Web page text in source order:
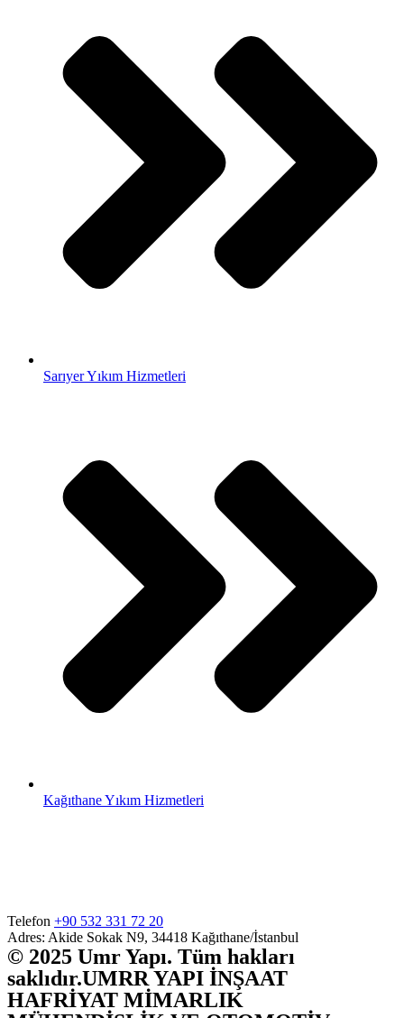
Sarıyer Yıkım Hizmetleri
Kağıthane Yıkım Hizmetleri
Telefon +90 532 331 72 20
Adres: Akide Sokak N9, 34418 Kağıthane/İstanbul
© 2025 Umr Yapı. Tüm hakları
saklıdır.UMRR YAPI İNŞAAT
HAFRİYAT MİMARLIK